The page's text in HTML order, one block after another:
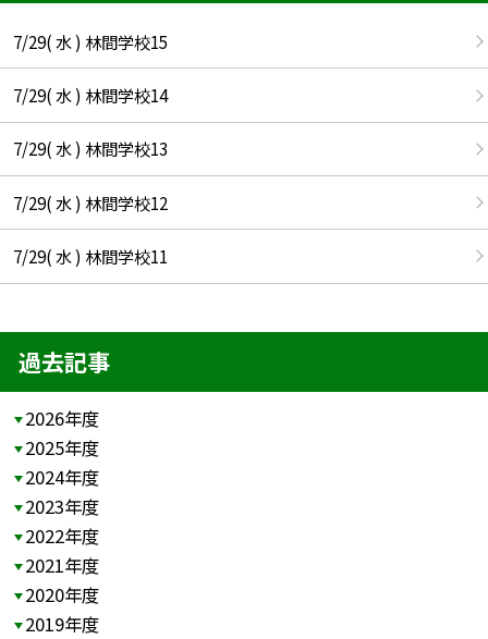
7/29( 水 ) 林間学校15
7/29( 水 ) 林間学校14
7/29( 水 ) 林間学校13
7/29( 水 ) 林間学校12
7/29( 水 ) 林間学校11
過去記事
2026年度
2025年度
2024年度
2023年度
2022年度
2021年度
2020年度
2019年度